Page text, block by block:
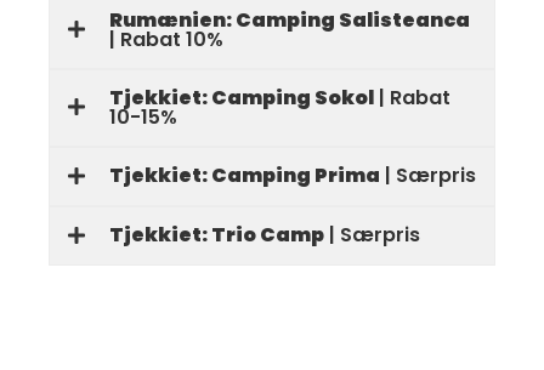
Rumænien: Camping Salisteanca
| Rabat 10%
Tjekkiet: Camping Sokol | Rabat
10-15%
Tjekkiet: Camping Prima | Særpris
Tjekkiet: Trio Camp | Særpris